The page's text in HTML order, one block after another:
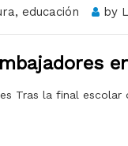
, educación by
Tras la final escolar